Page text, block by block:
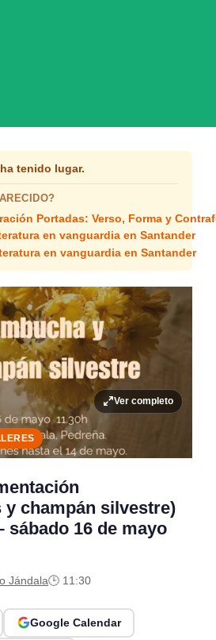
tenido lugar.
Portadas: Verso, Forma y
en vanguardia en Santander
en vanguardia en Santander
Ver completo
y champán silvestre)
sábado 16 de mayo
Jándala🕒 11:30
Google Calendar